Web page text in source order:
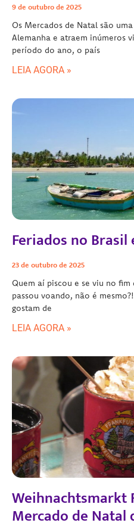
9 de outubro de 2025
Os Mercados de Natal são
Alemanha e atraem inúmeros
período do ano, o país
LEIA AGORA »
Feriados no Brasil
23 de outubro de 2025
Quem aí piscou e se viu no
passou voando, não é
gostam de
LEIA AGORA »
Weihnachtsmarkt
Mercado de